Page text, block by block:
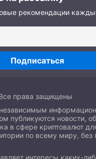
рекомендации
Подписаться
права защищены
публикуются новости,
в сфере криптовалют
по всему миру, без